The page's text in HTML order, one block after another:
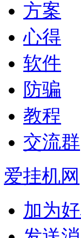
方案
心得
软件
防骗
教程
交流群
爱挂机网
加为